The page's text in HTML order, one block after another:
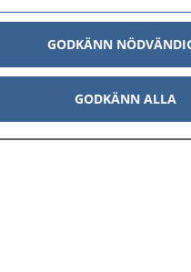
GODKÄNN
GODKÄNN ALLA